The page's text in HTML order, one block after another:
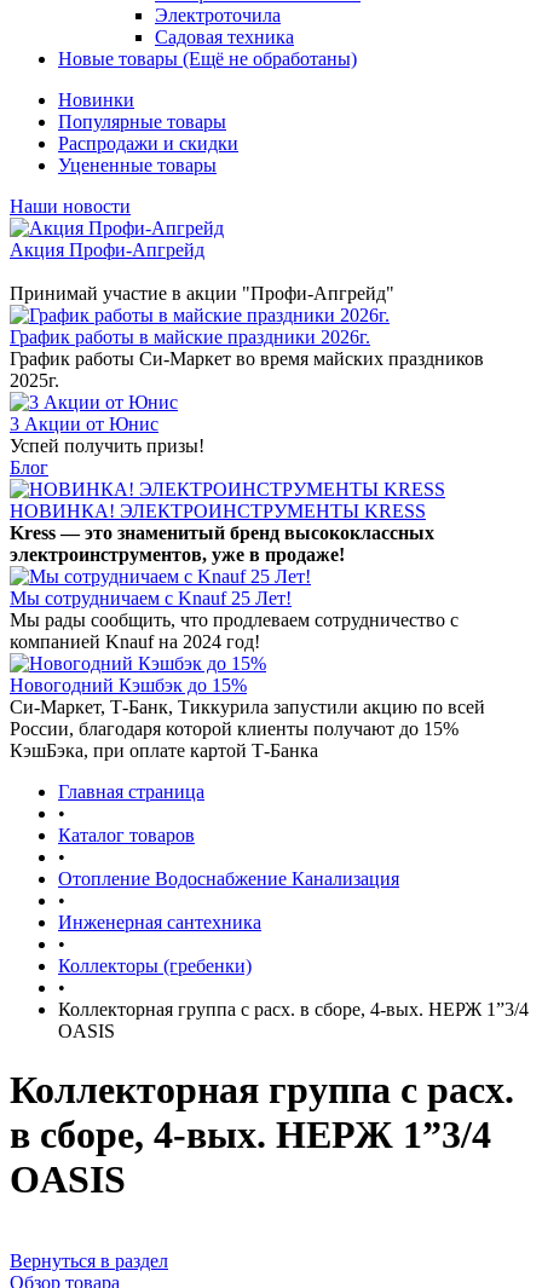
Электроточила
Садовая техника
Новые товары (Ещё не обработаны)
Новинки
Популярные товары
Распродажи и скидки
Уцененные товары
Наши новости
Акция Профи-Апгрейд
Принимай участие в акции "Профи-Апгрейд"
График работы в майские праздники 2026г.
График работы Си-Маркет во время майских праздников
2025г.
3 Акции от Юнис
Успей получить призы!
Блог
НОВИНКА! ЭЛЕКТРОИНСТРУМЕНТЫ KRESS
Kress — это знаменитый бренд высококлассных
электроинструментов, уже в продаже!
Мы сотрудничаем с Knauf 25 Лет!
Мы рады сообщить, что продлеваем сотрудничество с
компанией Knauf на 2024 год!
Новогодний Кэшбэк до 15%
Си-Маркет, Т-Банк, Тиккурила запустили акцию по всей
России, благодаря которой клиенты получают до 15%
КэшБэка, при оплате картой Т-Банка
Главная страница
•
Каталог товаров
•
Отопление Водоснабжение Канализация
•
Инженерная сантехника
•
Коллекторы (гребенки)
•
Коллекторная группа с расх. в сборе, 4-вых. НЕРЖ 1”3/4
OASIS
Коллекторная группа с расх.
в сборе, 4-вых. НЕРЖ 1”3/4
OASIS
Вернуться в раздел
Обзор товара